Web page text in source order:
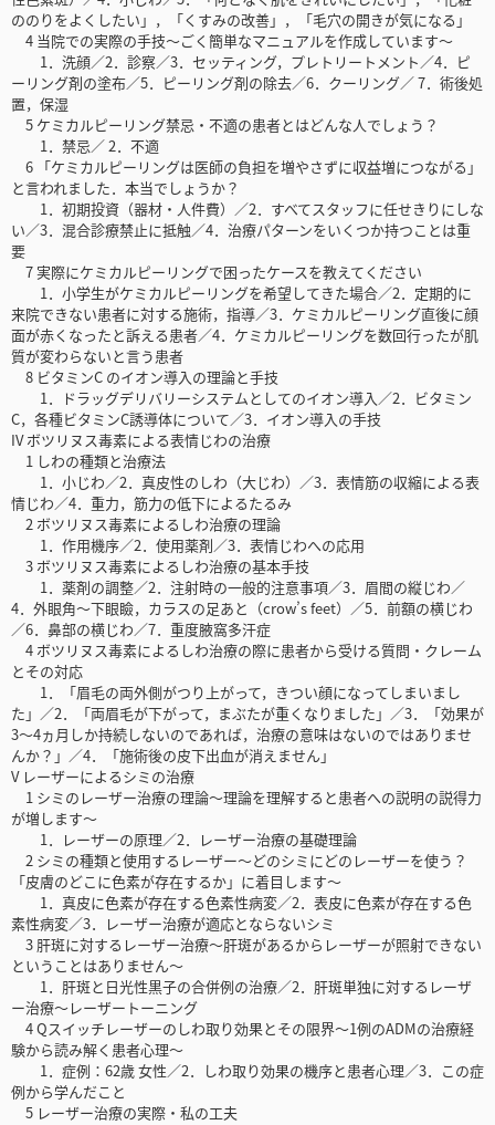
ののりをよくしたい」，「くすみの改善」，「毛穴の開きが気になる」
4 当院での実際の手技～ごく簡単なマニュアルを作成しています～
1．洗顔／2．診察／3．セッティング，プレトリートメント／4．ピ
ーリング剤の塗布／5．ピーリング剤の除去／6．クーリング／ 7．術後処
置，保湿
5 ケミカルピーリング禁忌・不適の患者とはどんな人でしょう？
1．禁忌／ 2．不適
6 「ケミカルピーリングは医師の負担を増やさずに収益増につながる」
と言われました．本当でしょうか？
1．初期投資（器材・人件費）／2．すべてスタッフに任せきりにしな
い／3．混合診療禁止に抵触／4．治療パターンをいくつか持つことは重
要
7 実際にケミカルピーリングで困ったケースを教えてください
1．小学生がケミカルピーリングを希望してきた場合／2．定期的に
来院できない患者に対する施術，指導／3．ケミカルピーリング直後に顔
面が赤くなったと訴える患者／4．ケミカルピーリングを数回行ったが肌
質が変わらないと言う患者
8 ビタミンC のイオン導入の理論と手技
1．ドラッグデリバリーシステムとしてのイオン導入／2．ビタミン
C，各種ビタミンC誘導体について／3．イオン導入の手技
IV ボツリヌス毒素による表情じわの治療
1 しわの種類と治療法
1．小じわ／2．真皮性のしわ（大じわ）／3．表情筋の収縮による表
情じわ／4．重力，筋力の低下によるたるみ
2 ボツリヌス毒素によるしわ治療の理論
1．作用機序／2．使用薬剤／3．表情じわへの応用
3 ボツリヌス毒素によるしわ治療の基本手技
1．薬剤の調整／2．注射時の一般的注意事項／3．眉間の縦じわ／
4．外眼角～下眼瞼，カラスの足あと（crow’s feet）／5．前額の横じわ
／6．鼻部の横じわ／7．重度腋窩多汗症
4 ボツリヌス毒素によるしわ治療の際に患者から受ける質問・クレーム
とその対応
1．「眉毛の両外側がつり上がって，きつい顔になってしまいまし
た」／2．「両眉毛が下がって，まぶたが重くなりました」／3．「効果が
3～4ヵ月しか持続しないのであれば，治療の意味はないのではありませ
んか？」／4．「施術後の皮下出血が消えません」
V レーザーによるシミの治療
1 シミのレーザー治療の理論～理論を理解すると患者への説明の説得力
が増します～
1．レーザーの原理／2．レーザー治療の基礎理論
2 シミの種類と使用するレーザー～どのシミにどのレーザーを使う？
「皮膚のどこに色素が存在するか」に着目します～
1．真皮に色素が存在する色素性病変／2．表皮に色素が存在する色
素性病変／3．レーザー治療が適応とならないシミ
3 肝斑に対するレーザー治療～肝斑があるからレーザーが照射できない
ということはありません～
1．肝斑と日光性黒子の合併例の治療／2．肝斑単独に対するレーザ
ー治療～レーザートーニング
4 Qスイッチレーザーのしわ取り効果とその限界～1例のADMの治療経
験から読み解く患者心理～
1．症例：62歳 女性／2．しわ取り効果の機序と患者心理／3．この症
例から学んだこと
5 レーザー治療の実際・私の工夫